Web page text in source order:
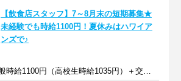
【飲食店スタッフ】7～8月末の短期募集★
未経験でも時給1100円！夏休みはハワイア
ンズで♪
一般時給1100円（高校生時給1035円）＋交通費支給